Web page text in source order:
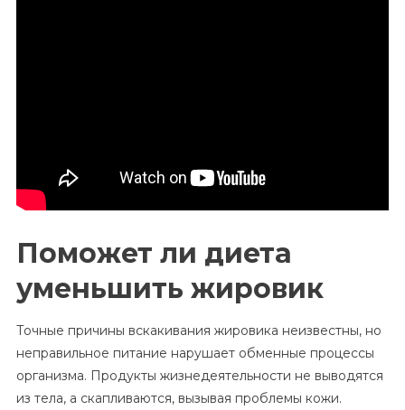
Поможет ли диета
уменьшить жировик
Точные причины вскакивания жировика неизвестны, но
неправильное питание нарушает обменные процессы
организма. Продукты жизнедеятельности не выводятся
из тела, а скапливаются, вызывая проблемы кожи.